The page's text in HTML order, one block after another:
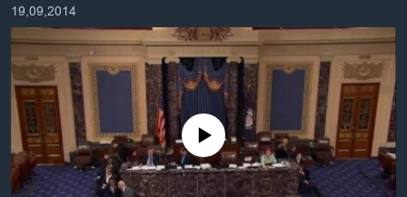
ໄປ
ຫາ
ຊອກ
ຄົ້ນ
ການເລືອກຕັ້ງ ປະທານາທີບໍດີ ສະຫະລັດ 2024
ຂ່າວ​ຈີນ
ໂລກ
ເອເຊຍ
ອິດສະຫຼະພາບດ້ານການຂ່າວ
ຊີວິດຊາວລາວ
19,09,2014
No media source currently available